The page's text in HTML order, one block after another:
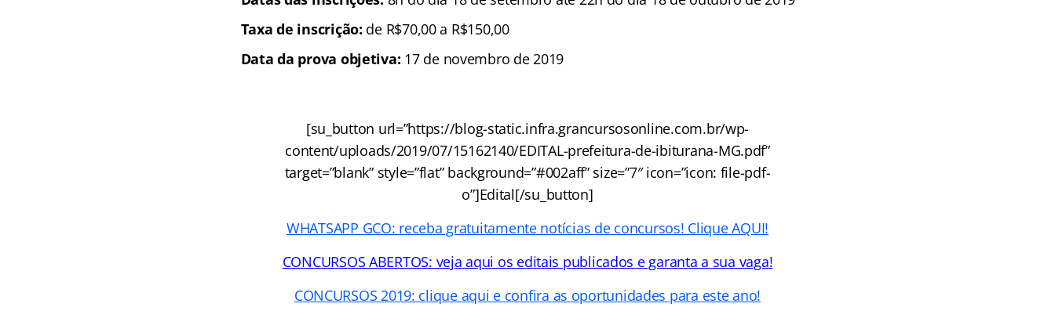
Taxa de inscrição: de R$70,00 a R$150,00
Data da prova objetiva: 17 de novembro de 2019
[su_button url=”https://blog-static.infra.grancursosonline.com.br/wp-
content/uploads/2019/07/15162140/EDITAL-prefeitura-de-ibiturana-MG.pdf”
target=”blank” style=”flat” background=”#002aff” size=”7″ icon=”icon: file-pdf-
o”]Edital[/su_button]
WHATSAPP GCO: receba gratuitamente notícias de concursos! Clique AQUI!
CONCURSOS ABERTOS: veja aqui os editais publicados e garanta a sua vaga!
CONCURSOS 2019: clique aqui e confira as oportunidades para este ano!